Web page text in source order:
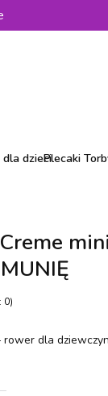
dzieciPlecaki
0)
dla